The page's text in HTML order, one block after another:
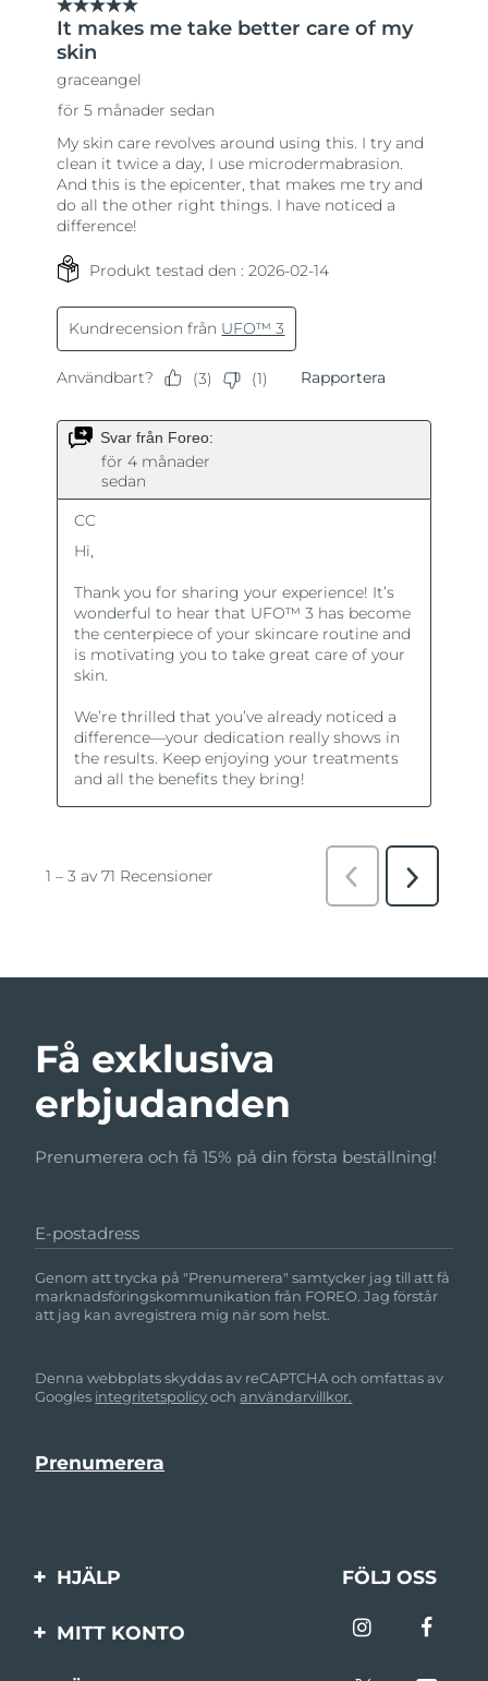
Få exklusiva
erbjudanden
Prenumerera och få 15% på din första beställning!
E-postadress
Genom att trycka på "Prenumerera" samtycker jag till att få
marknadsföringskommunikation från FOREO. Jag förstår
att jag kan avregistrera mig när som helst.
Denna webbplats skyddas av reCAPTCHA och omfattas av
Googles integritetspolicyochanvändarvillkor.
HJÄLP
Kontakta oss
FÖLJ OSS
MITT KONTO
Produktregistrering